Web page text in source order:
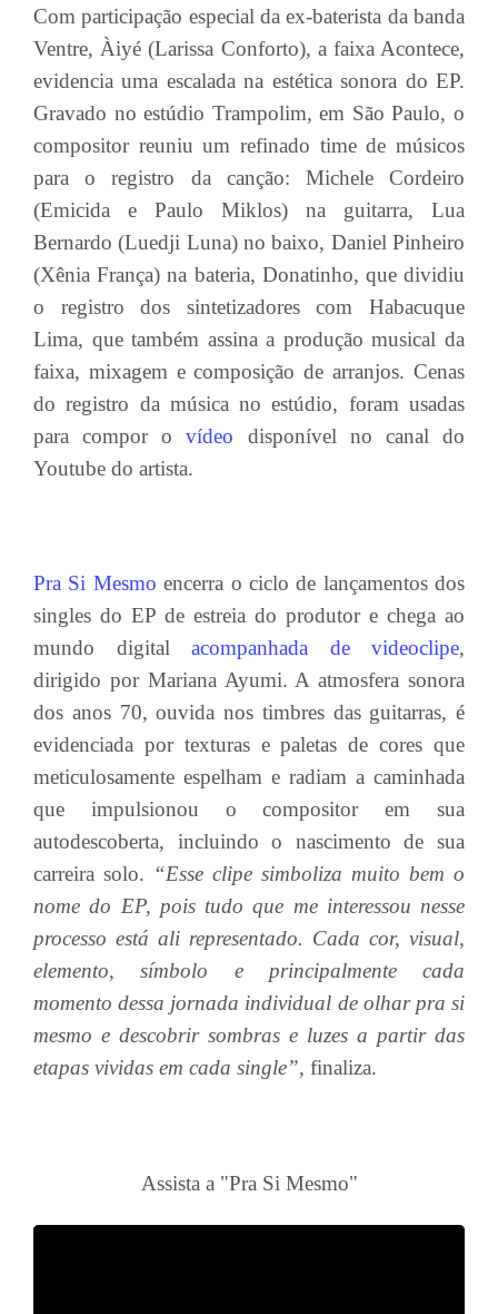
Com participação especial da ex-baterista da banda
Ventre, Àiyé (Larissa Conforto), a faixa Acontece,
evidencia uma escalada na estética sonora do EP.
Gravado no estúdio Trampolim, em São Paulo, o
compositor reuniu um refinado time de músicos
para o registro da canção: Michele Cordeiro
(Emicida e Paulo Miklos) na guitarra, Lua
Bernardo (Luedji Luna) no baixo, Daniel Pinheiro
(Xênia França) na bateria, Donatinho, que dividiu
o registro dos sintetizadores com Habacuque
Lima, que também assina a produção musical da
faixa, mixagem e composição de arranjos. Cenas
do registro da música no estúdio, foram usadas
para compor ovídeo disponível no canal do
Youtube do artista.
Pra Si Mesmo encerra o ciclo de lançamentos dos
singles do EP de estreia do produtor e chega ao
mundo digital acompanhada de videoclipe,
dirigido por Mariana Ayumi. A atmosfera sonora
dos anos 70, ouvida nos timbres das guitarras, é
evidenciada por texturas e paletas de cores que
meticulosamente espelham e radiam a caminhada
que impulsionou o compositor em sua
autodescoberta, incluindo o nascimento de sua
carreira solo. “Esse clipe simboliza muito bem o
nome do EP, pois tudo que me interessou nesse
processo está ali representado. Cada cor, visual,
elemento, símbolo e principalmente cada
momento dessa jornada individual de olhar pra si
mesmo e descobrir sombras e luzes a partir das
etapas vividas em cada single”, finaliza.
Assista a "Pra Si Mesmo"